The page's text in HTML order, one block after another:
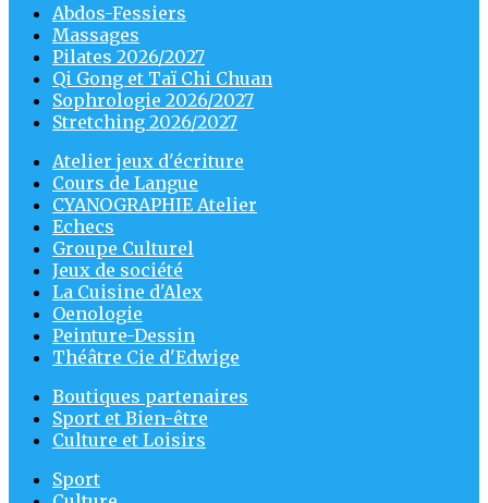
Abdos-Fessiers
Massages
Pilates 2026/2027
Qi Gong et Taï Chi Chuan
Sophrologie 2026/2027
Stretching 2026/2027
Atelier jeux d'écriture
Cours de Langue
CYANOGRAPHIE Atelier
Echecs
Groupe Culturel
Jeux de société
La Cuisine d'Alex
Oenologie
Peinture-Dessin
Théâtre Cie d'Edwige
Boutiques partenaires
Sport et Bien-être
Culture et Loisirs
Sport